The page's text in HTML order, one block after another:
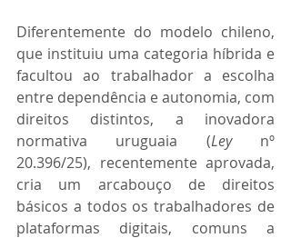
Diferentemente do modelo chileno,
que instituiu uma categoria híbrida e
facultou ao trabalhador a escolha
entre dependência e autonomia, com
direitos distintos, a inovadora
normativa uruguaia (Ley nº
20.396/25), recentemente aprovada,
cria um arcabouço de direitos
básicos a todos os trabalhadores de
plataformas digitais, comuns a